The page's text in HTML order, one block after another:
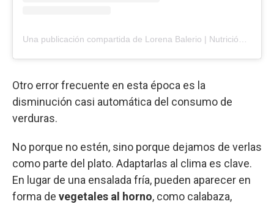
Otro error frecuente en esta época es la
disminución casi automática del consumo de
verduras.
No porque no estén, sino porque dejamos de verlas
como parte del plato. Adaptarlas al clima es clave.
En lugar de una ensalada fría, pueden aparecer en
forma de vegetales al horno, como calabaza,